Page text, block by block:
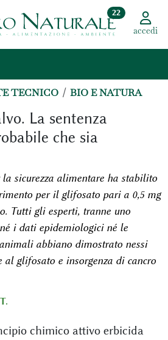
22
accedi
TECNICO BIO E NATURA
La sentenza
che sia
sicurezza alimentare ha stabilito
per il glifosato pari a 0,5 mg
Tutti gli esperti, tranne uno
i dati epidemiologici né le
abbiano dimostrato nessi
al glifosato e insorgenza di cancro
chimico attivo erbicida